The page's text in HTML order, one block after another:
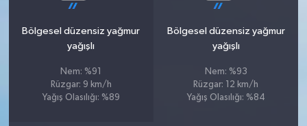
Bölgesel düzensiz yağmur
yağışlı
Nem: %91
Rüzgar: 9 km/h
Yağış Olasılığı: %89
Bölgesel düzensiz yağmur
yağışlı
Nem: %93
Rüzgar: 12 km/h
Yağış Olasılığı: %84